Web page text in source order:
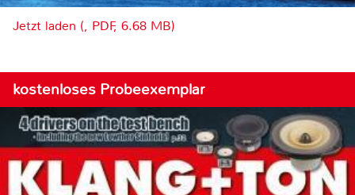
Jetzt laden (, PDF, 6.68 MB)
kostenloses Probeexemplar